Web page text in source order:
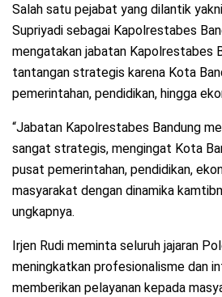
Salah satu pejabat yang dilantik
Supriyadi sebagai Kapolrestabes
mengatakan jabatan Kapolrestabes
tantangan strategis karena Kota
pemerintahan, pendidikan, hingga
“Jabatan Kapolrestabes Bandung
sangat strategis, mengingat Kota
pusat pemerintahan, pendidikan,
masyarakat dengan dinamika
ungkapnya.
Irjen Rudi meminta seluruh jajaran
meningkatkan profesionalisme dan
memberikan pelayanan kepada